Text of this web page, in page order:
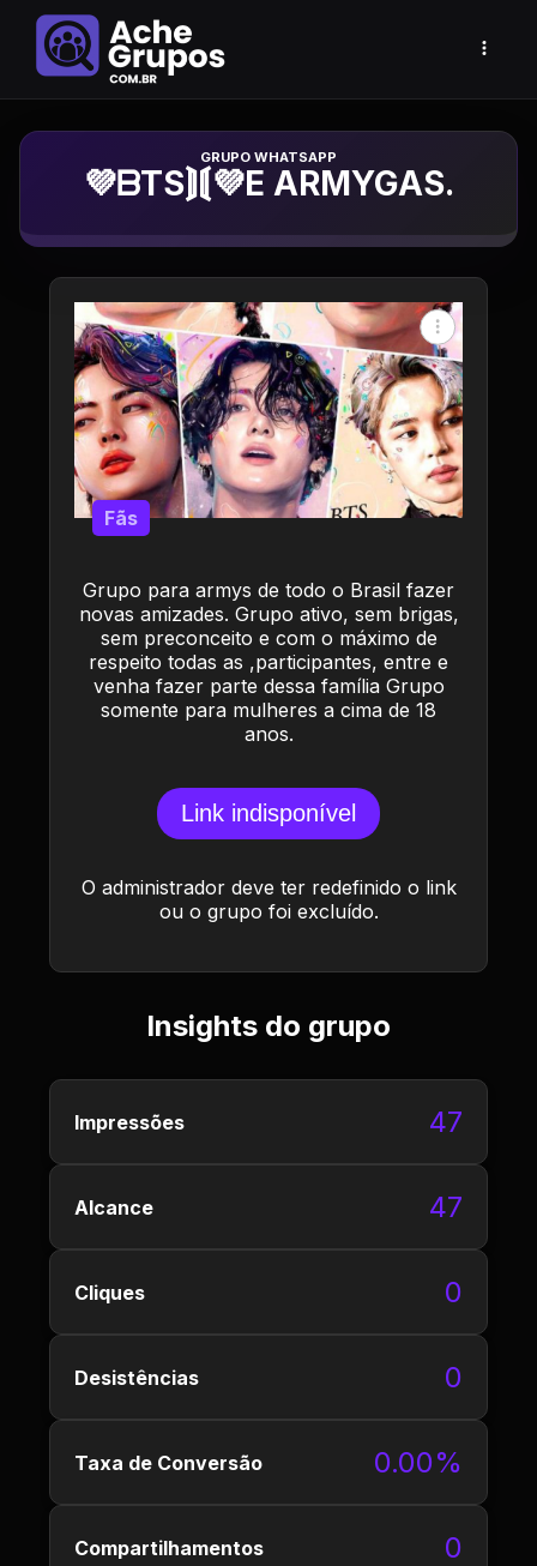
Grupo de Whatsapp
💜ᗷTS⟭⟬💜E ARMYGAS.
Grupo para armys de todo o Brasil fazer
novas amizades. Grupo ativo, sem brigas,
sem preconceito e com o máximo de
respeito todas as ,participantes, entre e
venha fazer parte dessa família Grupo
somente para mulheres a cima de 18
anos.
Fãs
Link indisponível
O administrador deve ter redefinido o link
ou o grupo foi excluído.
Insights do grupo
Impressões 47
Alcance 47
Cliques 0
Desistências 0
Taxa de Conversão 0.00%
Compartilhamentos 0